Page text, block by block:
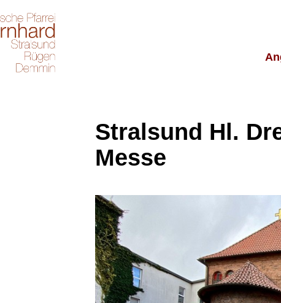
Stralsund Hl.
Messe